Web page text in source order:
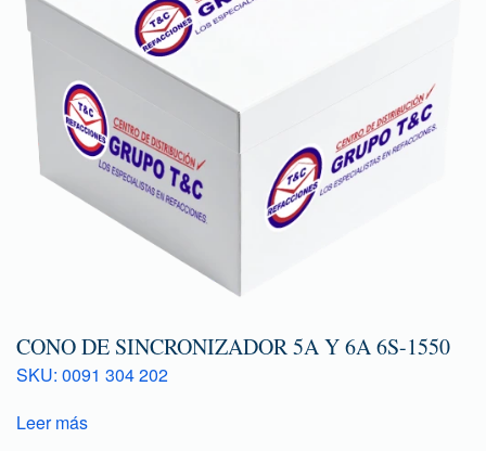
CONO DE SINCRONIZADOR 5A Y 6A 6S-1550
SKU: 0091 304 202
Leer más